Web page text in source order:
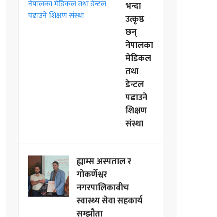
भन्दा
उत्कृष्ठ
छन्
नेपालका
मेडिकल
तथा
डेन्टल
पढाउने
शिक्षण
संस्था
ह्याम्स अस्पताल र
गोकर्णेश्वर
नगरपालिकाबीच
स्वास्थ्य सेवा सहकार्य
सम्झौता